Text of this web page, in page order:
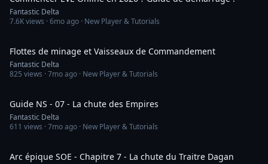
Fantastic Delta
7.6Kviews ·6mo ago · New Player & Tutorials
Flottes de minage et Vaisseaux de Commandement
Fantastic Delta
825 views ·7mo ago · New Player & Tutorials
Guide NS - 07 - La chute des Empires
Fantastic Delta
611 views ·7mo ago · New Player & Tutorials
Arc épique SOE - Chapitre 7 - La chute du Traitre Dagan